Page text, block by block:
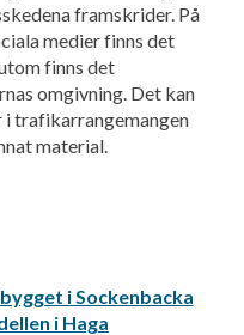
framskrider. På
medier finns det
finns det
omgivning. Det kan
trafikarrangemangen
material.
i Sockenbacka
i Haga